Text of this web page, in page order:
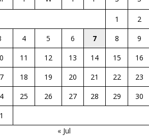
1
2
4 5 6 7 8
9
11 12 13 14 15
16
18 19 20 21 22
23
25 26 27 28 29
30
« Jul